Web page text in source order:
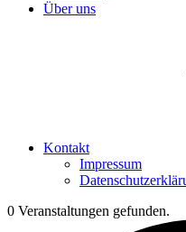
Über uns
Kontakt
Impressum
0 Veranstaltungen gefunden.